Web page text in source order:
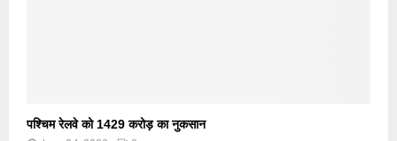
पश्चिम रेलवे को 1429 करोड़ का नुकसान